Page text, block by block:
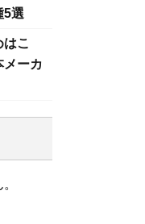
5選
こ
メーカ